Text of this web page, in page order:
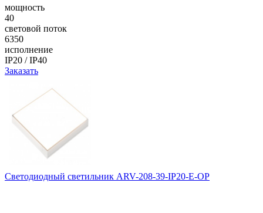
мощность
40
световой поток
6350
исполнение
IP20 / IP40
Заказать
Светодиодный светильник ARV-208-39-IP20-E-OP